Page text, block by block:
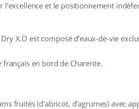
et le positionnement
X.O est composé d’eaux-de-vie
français en bord de Charente.
fruités (d’abricot, d’agrumes) avec